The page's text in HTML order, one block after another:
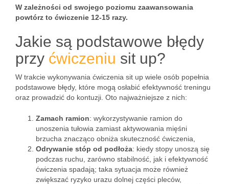
W zależności od swojego poziomu zaawansowania
powtórz to ćwiczenie 12-15 razy.
Jakie są podstawowe błędy
przy ćwiczeniu sit up?
W trakcie wykonywania ćwiczenia sit up wiele osób popełnia
podstawowe błędy, które mogą osłabić efektywność treningu
oraz prowadzić do kontuzji. Oto najważniejsze z nich:
Zamach ramion: wykorzystywanie ramion do
unoszenia tułowia zamiast aktywowania mięśni
brzucha znacząco obniża skuteczność ćwiczenia,
Odrywanie stóp od podłoża: kiedy stopy unoszą się
podczas ruchu, zarówno stabilność, jak i efektywność
ćwiczenia spadają; taka sytuacja może również
zwiększać ryzyko urazu dolnej części pleców,